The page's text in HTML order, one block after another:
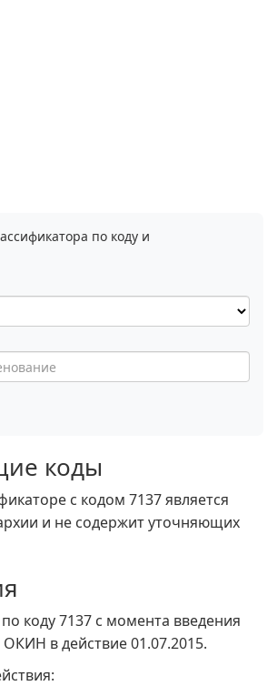
по коду и
коды
с кодом 7137 является
и не содержит уточняющих
коду 7137 c момента введения
в действие 01.07.2015.